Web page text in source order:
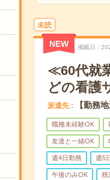
未読
NEW 掲載日
≪60代就
どの看護
派遣先 【勤務
職種未経験OK
友達と一緒OK
週4日勤務 週5
午後のみOK 残